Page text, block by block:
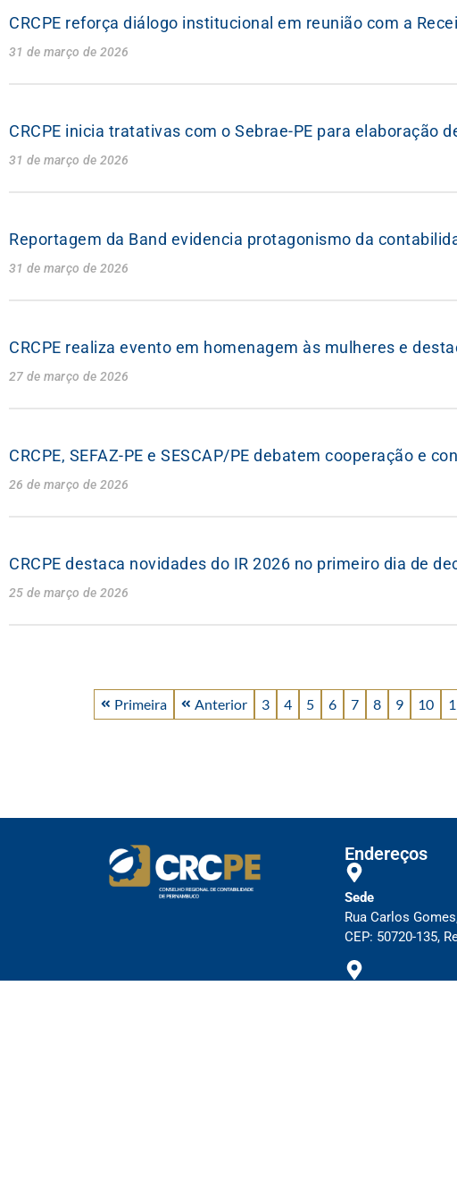
CRCPE reforça diálogo institucional em reunião com a
31 de março de 2026
CRCPE inicia tratativas com o Sebrae-PE para elaboração
31 de março de 2026
Reportagem da Band evidencia protagonismo da
31 de março de 2026
CRCPE realiza evento em homenagem às mulheres e
27 de março de 2026
CRCPE, SEFAZ-PE e SESCAP/PE debatem cooperação e
26 de março de 2026
CRCPE destaca novidades do IR 2026 no primeiro dia de
25 de março de 2026
Primeira Anterior 3 4 5 6 7 8 9 10
Endereços
Sede
Rua Carlos
CEP: 50720-135,